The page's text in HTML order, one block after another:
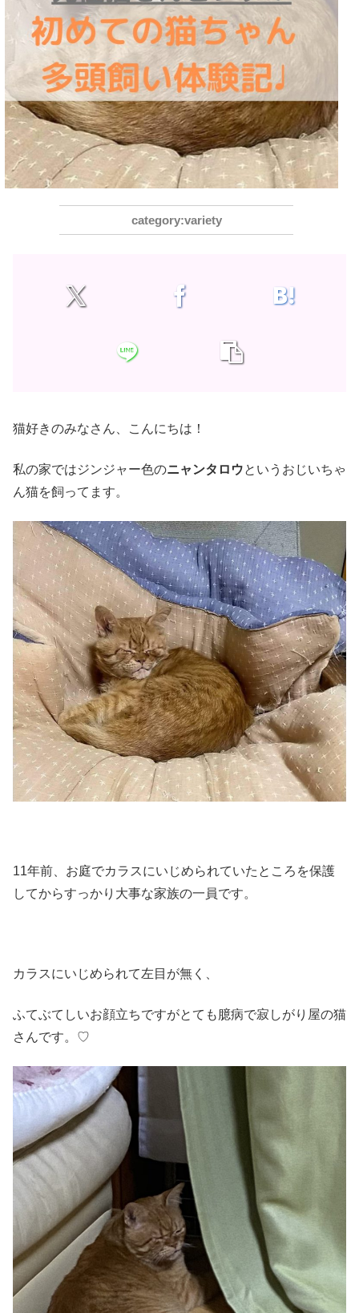
variety
猫好きのみなさん、こんにちは！
私の家ではジンジャー色のニャンタロウというおじいちゃ
ん猫を飼ってます。
11年前、お庭でカラスにいじめられていたところを保護
してからすっかり大事な家族の一員です。
カラスにいじめられて左目が無く、
ふてぶてしいお顔立ちですがとても臆病で寂しがり屋の猫
さんです。♡